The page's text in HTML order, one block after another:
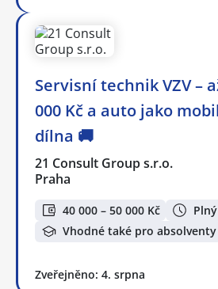
Servisní technik VZV –
000 Kč a auto jako
dílna 🚚
21 Consult Group s.r.o.
Praha
40 000 – 50 000 Kč
Vhodné také pro absolventy
Zveřejněno: 4. srpna